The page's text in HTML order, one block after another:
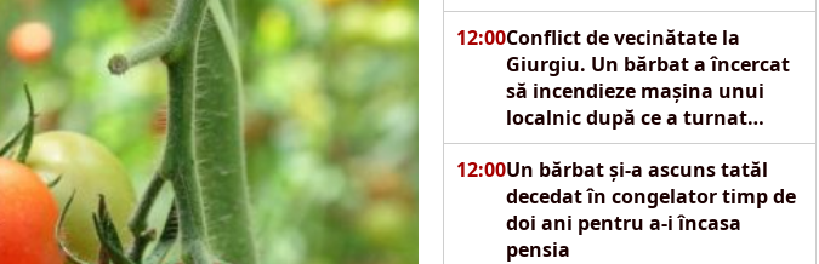
12:00Conflict de vecinătate la
Giurgiu. Un bărbat a încercat
să incendieze mașina unui
localnic după ce a turnat
motorină pe autoturism
12:00Un bărbat și-a ascuns tatăl
decedat în congelator timp de
doi ani pentru a-i încasa
pensia